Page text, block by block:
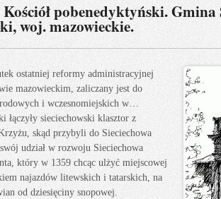
pobenedyktyński. Gmina
woj. mazowieckie.
ostatniej reformy administracyjnej
mazowieckim, zaliczany jest do
i wczesnomiejskich w…
łączyły sieciechowski klasztor z
skąd przybyli do Sieciechowa
udział w rozwoju Sieciechowa
który w 1359 chcąc ulżyć miejscowej
najazdów litewskich i tatarskich, na
od dziesięciny snopowej.